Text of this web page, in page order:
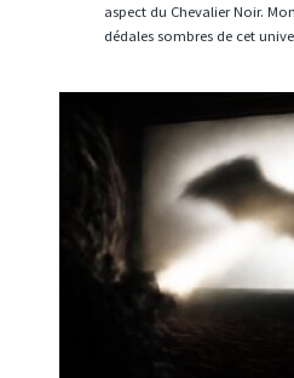
aspect du Chevalier Noir.
dédales sombres de cet